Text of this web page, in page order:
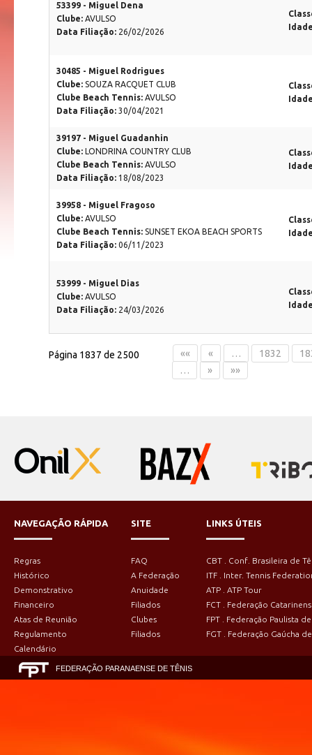
53399 - Miguel Dena
Clube: AVULSO
Data Filiação: 26/02/2026
30485 - Miguel Rodrigues
Clube: SOUZA RACQUET CLUB
Clube Beach Tennis: AVULSO
Data Filiação: 30/04/2021
39197 - Miguel Guadanhin
Clube: LONDRINA COUNTRY CLUB
Clube Beach Tennis: AVULSO
Data Filiação: 18/08/2023
39958 - Miguel Fragoso
Clube: AVULSO
Clube Beach Tennis: SUNSET EKOA BEACH SPORTS
Data Filiação: 06/11/2023
53999 - Miguel Dias
Clube: AVULSO
Data Filiação: 24/03/2026
Página 1837 de 2500 «« « … 1832
…
» »»
NAVEGAÇÃO RÁPIDA
Regras
Histórico
Demonstrativo
Financeiro
Atas de Reunião
Regulamento
Calendário
SITE
FAQ
A Federação
Anuidade
Filiados
Clubes
Filiados
LINKS ÚTEIS
CBT . Conf. Brasileira de
ITF . Inter. Tennis
ATP . ATP Tour
FCT . Federação
FPT . Federação Paulista
FGT . Federação Gaúcha
FEDERAÇÃO PARANAENSE DE TÊNIS